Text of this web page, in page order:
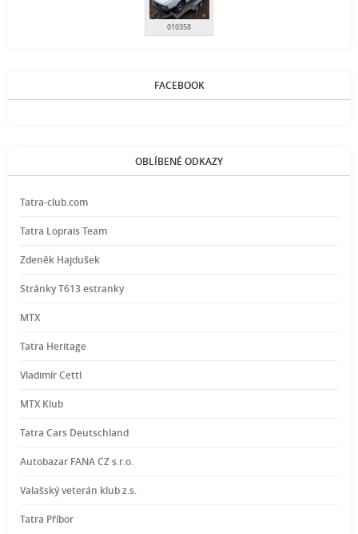
010358
FACEBOOK
OBLÍBENÉ ODKAZY
Tatra-club.com
Tatra Loprais Team
Zdeněk Hajdušek
Stránky T613 estranky
MTX
Tatra Heritage
Vladimír Cettl
MTX Klub
Tatra Cars Deutschland
Autobazar FANA CZ s.r.o.
Valašský veterán klub z.s.
Tatra Příbor